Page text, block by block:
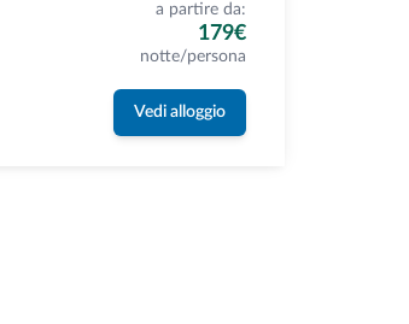
a partire da:
179€
notte/persona
Vedi alloggio